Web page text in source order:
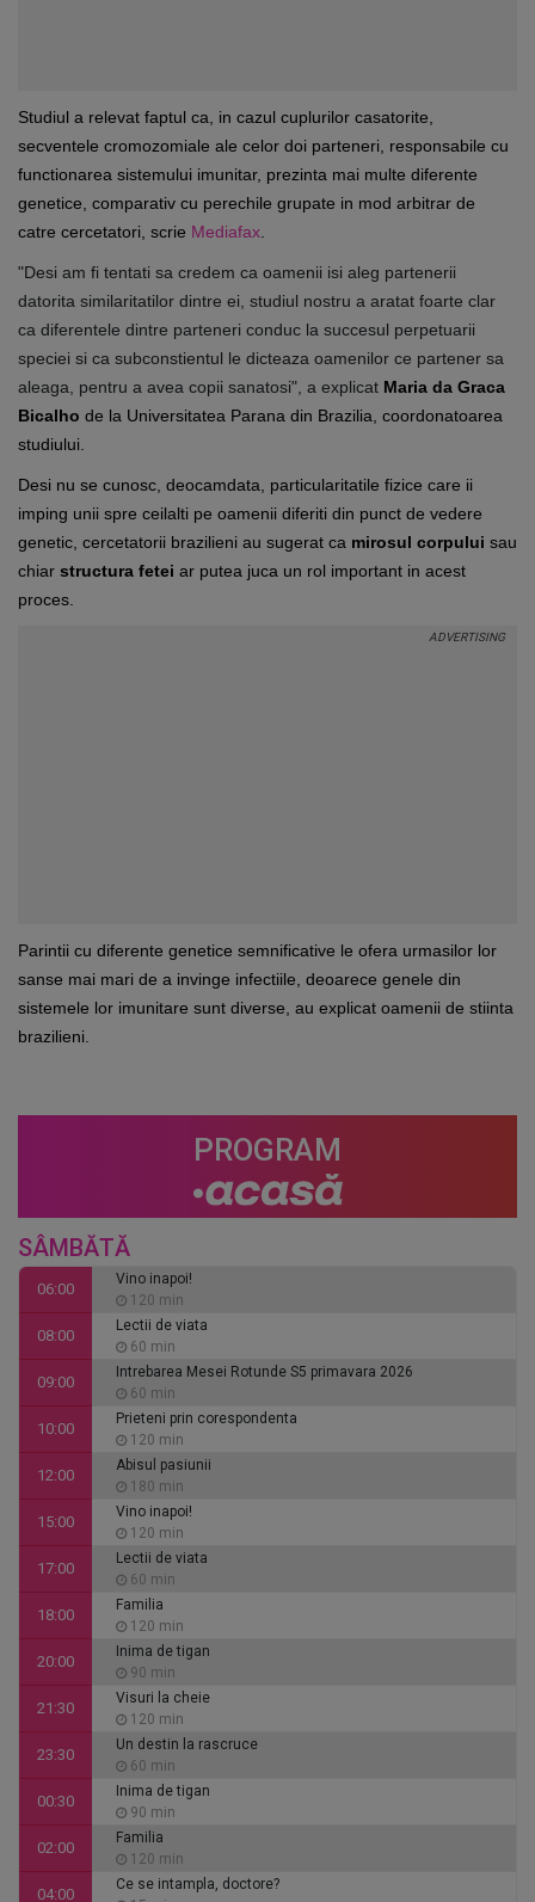
Studiul a relevat faptul ca, in cazul cuplurilor casatorite,
secventele cromozomiale ale celor doi parteneri, responsabile cu
functionarea sistemului imunitar, prezinta mai multe diferente
genetice, comparativ cu perechile grupate in mod arbitrar de
catre cercetatori, scrie Mediafax
"Desi am fi tentati sa credem ca oamenii isi aleg partenerii
datorita similaritatilor dintre ei, studiul nostru a aratat foarte clar
ca diferentele dintre parteneri conduc la succesul perpetuarii
speciei si ca subconstientul le dicteaza oamenilor ce partener sa
aleaga, pentru a avea copii sanatosi", a explicat Maria da Graca
Bicalho de la Universitatea Parana din Brazilia, coordonatoarea
studiului.
Desi nu se cunosc, deocamdata, particularitatile fizice care ii
imping unii spre ceilalti pe oamenii diferiti din punct de vedere
genetic, cercetatorii brazilieni au sugerat ca mirosul corpului sau
chiar structura fetei ar putea juca un rol important in acest
proces.
Parintii cu diferente genetice semnificative le ofera urmasilor lor
sanse mai mari de a invinge infectiile, deoarece genele din
sistemele lor imunitare sunt diverse, au explicat oamenii de stiinta
brazilieni.
PROGRAM
SÂMBĂTĂ
06:00
Vino inapoi!
120 min
08:00
Lectii de viata
60 min
09:00
Intrebarea Mesei Rotunde S5 primavara 2026
60 min
10:00
Prieteni prin corespondenta
120 min
12:00
Abisul pasiunii
180 min
15:00
Vino inapoi!
120 min
17:00
Lectii de viata
60 min
18:00
Familia
120 min
20:00
Inima de tigan
90 min
21:30
Visuri la cheie
120 min
23:30
Un destin la rascruce
60 min
00:30
Inima de tigan
90 min
02:00
Familia
120 min
04:00
Ce se intampla, doctore?